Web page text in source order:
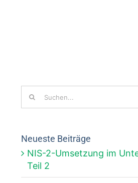
Suche
Neueste Beiträge
NIS-2-Umsetzung im
Teil 2